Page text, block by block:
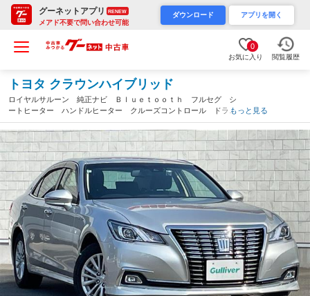
グーネットアプリ RENEW
メアド不要で問い合わせ可能
ダウンロード アプリを開く
0
お気に入り 閲覧履歴
トヨタ クラウンハイブリッド
ロイヤルサルーン 純正ナビ Ｂｌｕｅｔｏｏｔｈ フルセグ シ
ートヒーター ハンドルヒーター クルーズコントロール ドライ
ブレコーダー カーテンエアバック ビルドインＥＴＣ２．０ 純
正フロアマット 衝突軽減ブレーキ（群馬県）
もっと見る